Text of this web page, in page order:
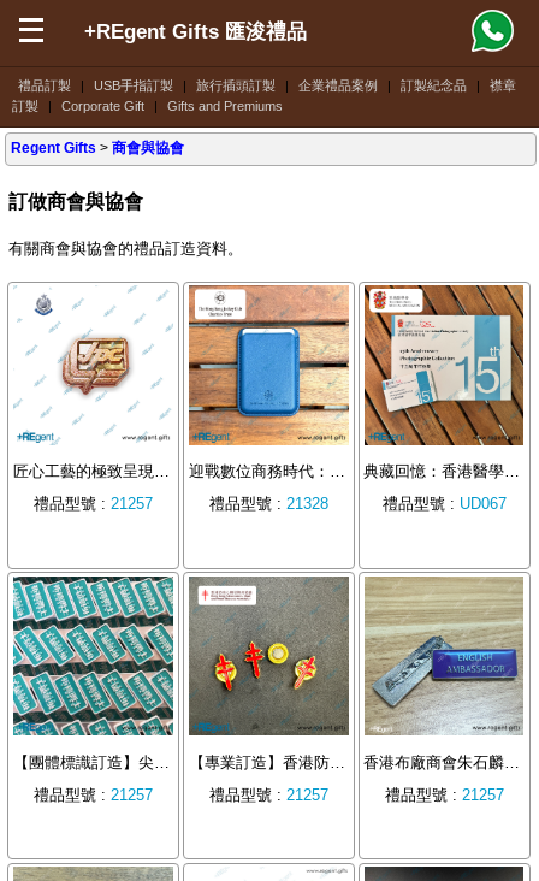
禮品訂製 | USB手指訂製 | 旅行插頭訂製 | 企業禮品案例 | 訂製紀念品 |
襟章
訂製
| Corporate Gift | Gifts and Premiums
+REgent Gifts 匯浚禮品
Regent Gifts >商會與協會
訂做商會與協會
有關商會與協會的禮品訂造資料。
匠心工藝的極致呈現：匯浚禮品為香港少年警訊打造雙色電鍍金屬襟章
禮品型號 :21257
迎戰數位商務時代：從香港賽馬會慈善信託基金禮品案，看 Magsafe 手機支架卡包的商務曝光效益
禮品型號 : 21328
典藏回憶：香港醫學會攝影會「卡片型 USB」定製，數位時代的藝術載體
禮品型號 : UD067
【團體標識訂造】尖沙咀浸信會：匯浚禮品打造清新風格白色烤漆金屬襟章
禮品型號 :21257
【專業訂造】香港防癆心臟及胸病協會：匯浚禮品金屬磁鐵襟章工藝解析
禮品型號 : 21257
香港布廠商會朱石麟中學訂製襟章
禮品型號 : 21257